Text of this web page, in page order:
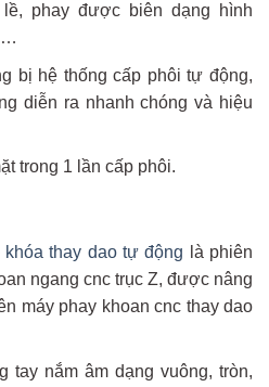
phay được biên dạng hình
bị hệ thống cấp phôi tự động,
diễn ra nhanh chóng và hiệu
trong 1 lần cấp phôi.
thay dao tự động là phiên
ngang cnc trục Z, được nâng
máy phay khoan cnc thay dao
tay nắm âm dạng vuông, tròn,